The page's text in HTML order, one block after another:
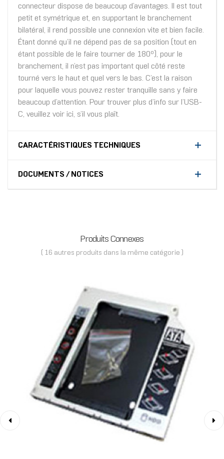
connecteur dispose de beaucoup d’avantages. Il est tout
petit et symétrique et, en supportant le branchement
bilatéral, il rend possible une connexion vite et bien facile.
Étant donné qu’il ne dépend pas de sa position (tout en
étant possible de le faire tourner de 180º), pour le
branchement, il n’est pas important quel côté reste
tourné vers le haut et quel vers le bas. C’est la raison
pour laquelle vous pouvez rester tranquille sans y faire
beaucoup d’attention. Pour trouver plus d’info sur l’USB-
C, veuillez voir ici, s’il vous plaît.
CARACTÉRISTIQUES TECHNIQUES
DOCUMENTS / NOTICES
Produits Connexes
( 16 autres produits dans la même catégorie )